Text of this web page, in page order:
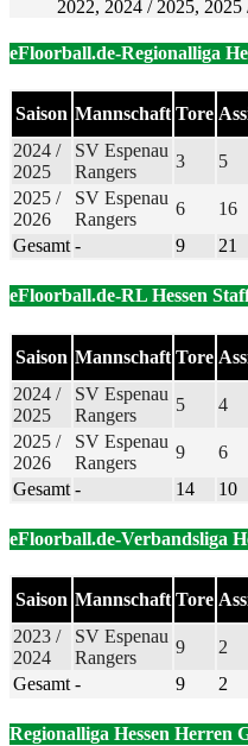
2022, 2024 / 2025,
eFloorball.de-Regionalliga
Saison Mannschaft Tore
2024 /
2025
SV Espenau
Rangers
3 5
2025 /
2026
SV Espenau
Rangers
6 16
Gesamt - 9 21
eFloorball.de-RL Hessen
Saison Mannschaft Tore
2024 /
2025
SV Espenau
Rangers
5 4
2025 /
2026
SV Espenau
Rangers
9 6
Gesamt - 14 10
eFloorball.de-Verbandsliga
Saison Mannschaft Tore
2023 /
2024
SV Espenau
Rangers
9 2
Gesamt - 9 2
Regionalliga Hessen Herren